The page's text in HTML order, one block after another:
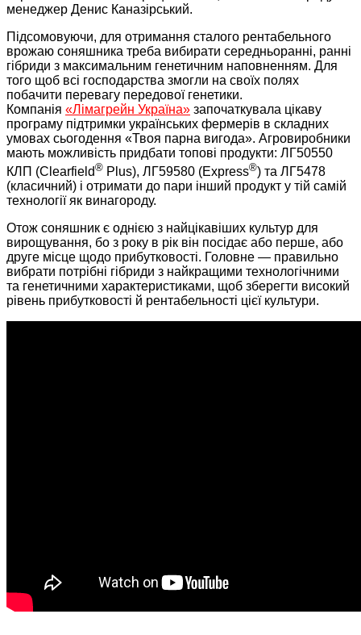
менеджер Денис Каназірський.
Підсомовуючи, для отримання сталого рентабельного
врожаю соняшника треба вибирати середньоранні, ранні
гібриди з максимальним генетичним наповненням. Для
того щоб всі господарства змогли на своїх полях
побачити перевагу передової генетики.
Компанія «Лімагрейн Україна» започаткувала цікаву
програму підтримки українських фермерів в складних
умовах сьогодення «Твоя парна вигода». Агровиробники
мають можливість придбати топові продукти: ЛГ50550
КЛП (Clearfield® Plus), ЛГ59580 (Express®) та ЛГ5478
(класичний) і отримати до пари інший продукт у тій самій
технології як винагороду.
Отож соняшник є однією з найцікавіших культур для
вирощування, бо з року в рік він посідає або перше, або
друге місце щодо прибутковості. Головне — правильно
вибрати потрібні гібриди з найкращими технологічними
та генетичними характеристиками, щоб зберегти високий
рівень прибутковості й рентабельності цієї культури.